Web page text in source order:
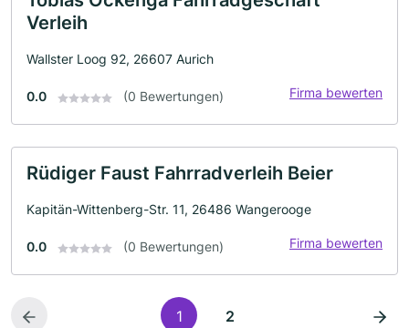
Verleih
Wallster Loog 92, 26607 Aurich
0.0 (0 Bewertungen) Firma bewerten
Rüdiger Faust Fahrradverleih Beier
Kapitän-Wittenberg-Str. 11, 26486 Wangerooge
0.0 (0 Bewertungen) Firma bewerten
1 2